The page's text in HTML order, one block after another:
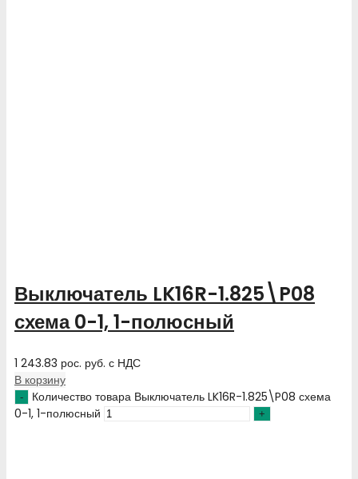
Выключатель LK16R-1.825\P08
схема 0-1, 1-полюсный
1 243.83 рос. руб. с НДС
В корзину
Количество товара Выключатель LK16R-1.825\P08 схема
0-1, 1-полюсный